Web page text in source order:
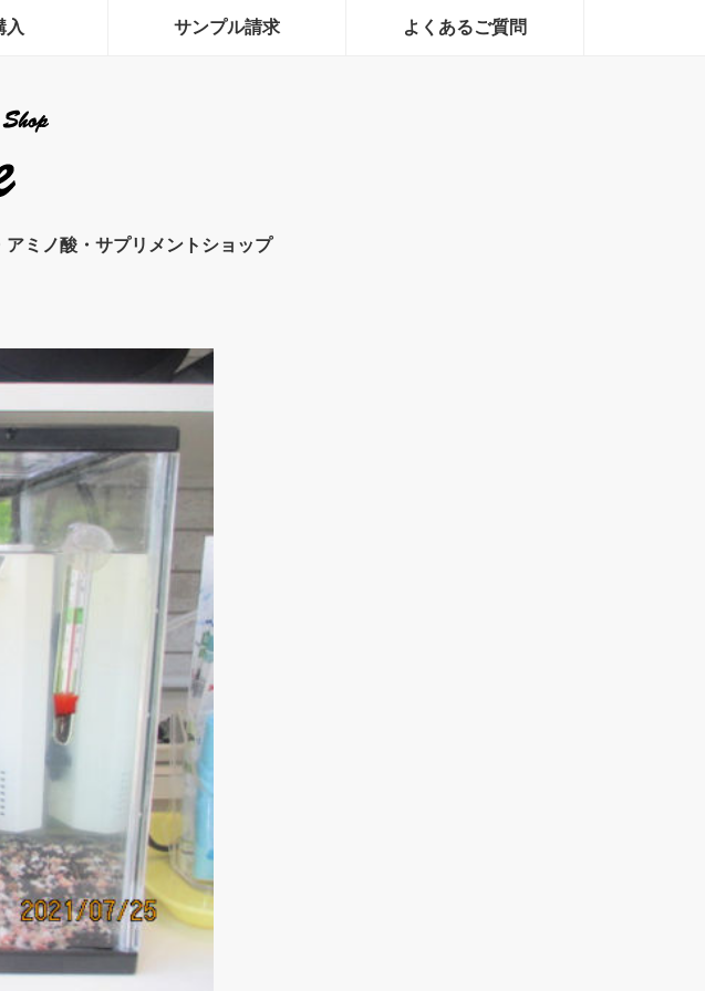
入 サンプル請求 よくあるご質問
ミノ酸・サプリメントショップ